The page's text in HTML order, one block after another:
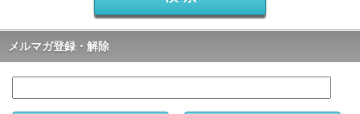
メルマガ登録・解除